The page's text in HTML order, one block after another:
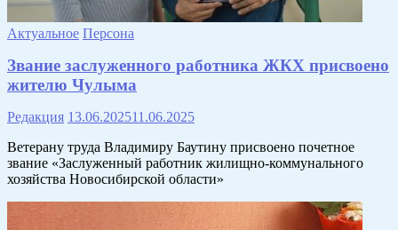
Актуальное Персона
Звание заслуженного работника ЖКХ присвоено
жителю Чулыма
Редакция 13.06.202511.06.2025
Ветерану труда Владимиру Баутину присвоено почетное
звание «Заслуженный работник жилищно-коммунального
хозяйства Новосибирской области»